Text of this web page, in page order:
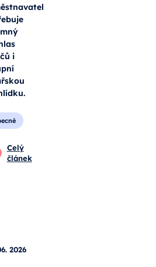
i
Celý
článek
2026